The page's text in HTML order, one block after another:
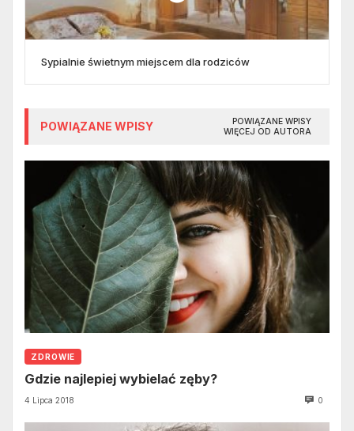
Sypialnie świetnym miejscem dla rodziców
POWIĄZANE WPISY
POWIĄZANE WPISY
WIĘCEJ OD AUTORA
ZDROWIE
Gdzie najlepiej wybielać zęby?
4 Lipca 2018 0